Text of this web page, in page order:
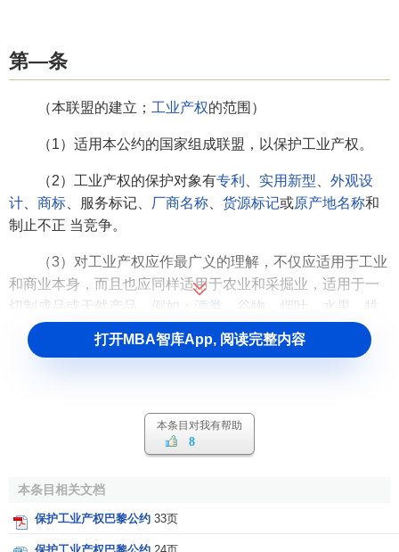
第—条
（本联盟的建立； 工业产权的范围）
（1）适用本公约的国家组成联盟，以保护工业产权。
（2）工业产权的保护对象有专利 实用新型
外观设
计
商标 、服务标记、 厂商名称 货源标记或原产地名称和
制止不正 当竞争。
（3）对工业产权应作最广义的理解，不仅应适用于工业
和商业本身，而且也应同样适用于农业和采掘业，适用于一
切制成品或天然产品，例如：
酒类
、谷物、烟叶、水果、牲
畜、矿产品 、矿泉水、啤酒、花卉和谷类的粉。
（1）本联盟任何国家的国民，在保护工业产权方面，在
本联盟所有其他国家内应享有各该国法律现在授予或今后可
打开MBA智库App, 阅读完整内容
本条目对我有帮助
8
本条目相关文档
保护工业产权巴黎公约 33页